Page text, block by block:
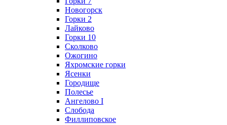
Новогорск
Горки 2
Лайково
Горки 10
Сколково
Ожогино
Яхромские горки
Ясенки
Городище
Полесье
Ангелово I
Слобода
Филлиповское